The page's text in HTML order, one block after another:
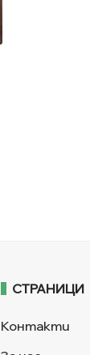
СТРАНИЦИ
Контакти